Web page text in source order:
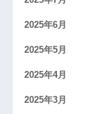
2025年6月
2025年5月
2025年4月
2025年3月